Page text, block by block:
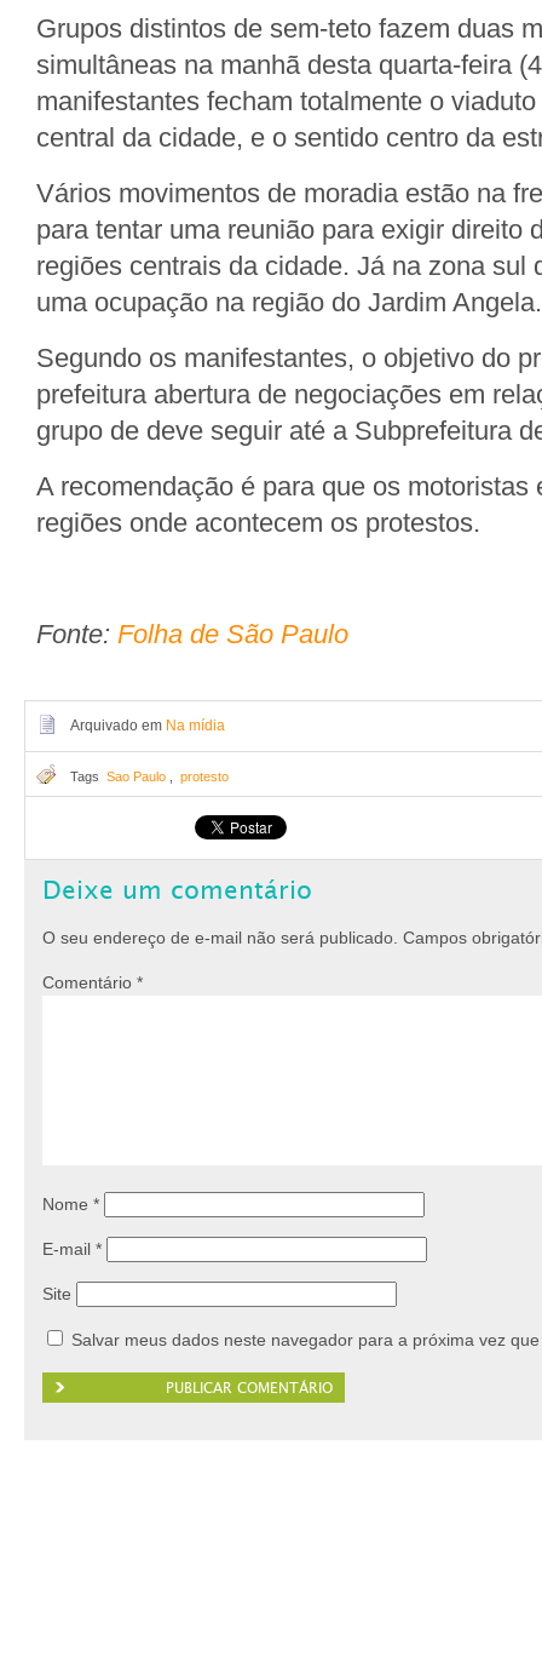
Grupos distintos de sem-teto fazem duas
simultâneas na manhã desta quarta-feira
manifestantes fecham totalmente o
central da cidade, e o sentido centro da
Vários movimentos de moradia estão na
para tentar uma reunião para exigir direito
regiões centrais da cidade. Já na zona sul
uma ocupação na região do Jardim Angela.
Segundo os manifestantes, o objetivo do
prefeitura abertura de negociações em
grupo de deve seguir até a Subprefeitura
A recomendação é para que os motoristas
regiões onde acontecem os protestos.
Fonte: Folha de São Paulo
Arquivado em Na mídia
Tags Sao Paulo protesto
Deixe um comentário
O seu endereço de e-mail não será publicado. Campos
Comentário *
Nome *
E-mail *
Site
Salvar meus dados neste navegador para a próxima vez